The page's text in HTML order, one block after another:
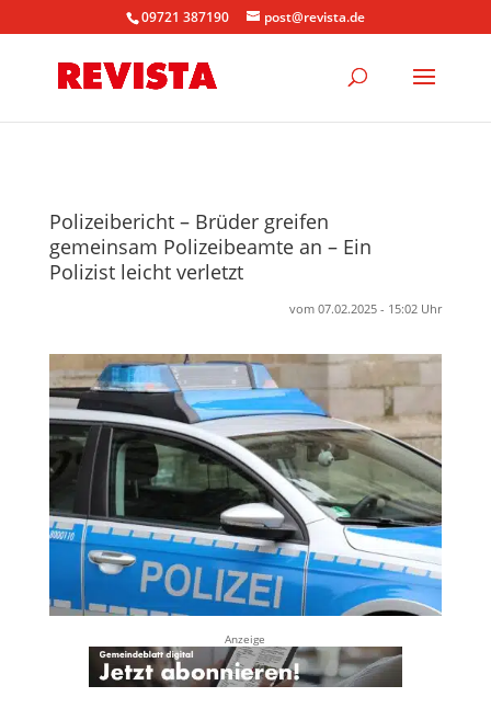
09721 387190 post@revista.de
Polizeibericht – Brüder greifen
gemeinsam Polizeibeamte an – Ein
Polizist leicht verletzt
vom 07.02.2025 - 15:02 Uhr
Anzeige